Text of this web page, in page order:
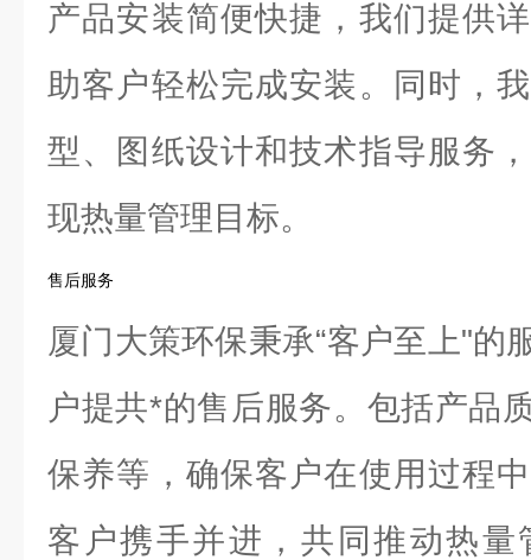
产品安装简便快捷，我们提供
助客户轻松完成安装。同时，
型、图纸设计和技术指导服务
现热量管理目标。
售后服务
厦门大策环保秉承“客户至上"的
户提共*的售后服务。包括产品
保养等，确保客户在使用过程
客户携手并进，共同推动热